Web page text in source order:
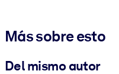
Más sobre esto
Del mismo autor